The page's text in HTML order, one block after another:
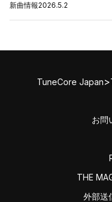
新曲情報2026.5.2
TuneCore Japan>
お問
THE
外部送